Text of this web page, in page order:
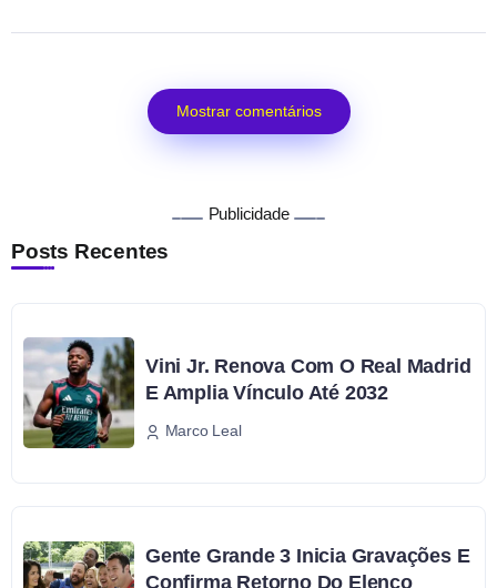
Mostrar comentários
Publicidade
Posts Recentes
Vini Jr. Renova Com O Real Madrid
E Amplia Vínculo Até 2032
Marco Leal
Gente Grande 3 Inicia Gravações E
Confirma Retorno Do Elenco